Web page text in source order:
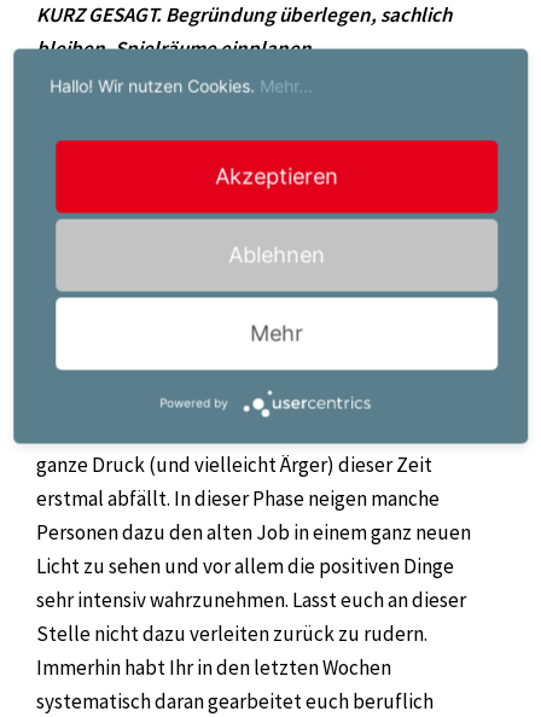
KURZ GESAGT. Begründung überlegen, sachlich
bleiben, Spielräume einplanen.
Abstufungen überlegt. Gerade bei Kündigungen
kann man mit etwas Diplomatie noch viel zu einem
guten letzten Eindruck beitragen (wenn die
Arbeitssituation das zulässt ;).
Die Kündigung – Entscheidung beibehalten.
Stellt euch vor Ihr habt gerade die Kündigung
ganze Druck (und vielleicht Ärger) dieser Zeit
erstmal abfällt. In dieser Phase neigen manche
Personen dazu den alten Job in einem ganz neuen
Licht zu sehen und vor allem die positiven Dinge
sehr intensiv wahrzunehmen. Lasst euch an dieser
Stelle nicht dazu verleiten zurück zu rudern.
Immerhin habt Ihr in den letzten Wochen
systematisch daran gearbeitet euch beruflich
Hallo! Wir nutzen Cookies. Mehr...
Akzeptieren
Ablehnen
Mehr
Powered by